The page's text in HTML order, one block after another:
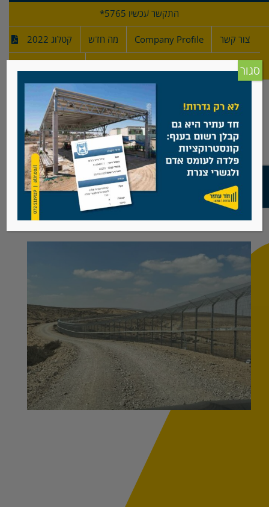
התקשר עכשיו 5765*
צור קשר Company Profile מה חדש קטלוג 2022
העברת בסיסי צה"ל לנגב – רמת בקע
בתמונה
מוגדלת
סגור